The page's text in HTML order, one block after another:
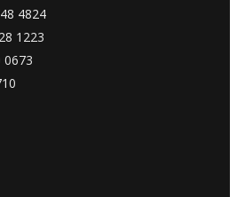
4824
1223
0673